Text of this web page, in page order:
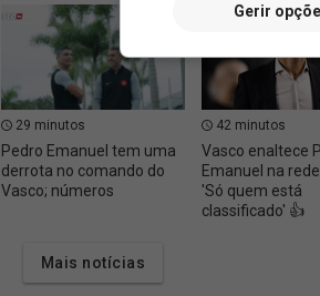
29 minutos
Pedro Emanuel tem uma
derrota no comando do
Vasco; números
42 minutos
Vasco enaltece
Emanuel na
'Só quem está
classificado' 👍
Mais notícias
Gerir